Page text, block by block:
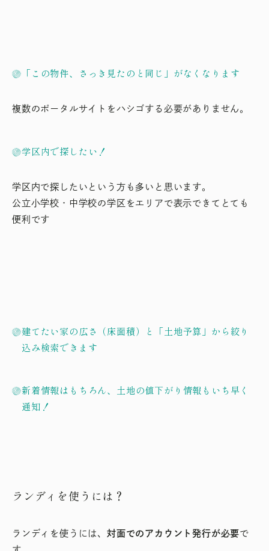
「この物件、さっき見たのと同じ」がなくなります
複数のポータルサイトをハシゴする必要がありません。
学区内で探したい！
学区内で探したいという方も多いと思います。
公立小学校・中学校の学区をエリアで表示できてとても
便利です
建てたい家の広さ（床面積）と「土地予算」から絞り
込み検索できます
新着情報はもちろん、土地の値下がり情報もいち早く
通知！
ランディを使うには？
ランディを使うには、 対面でのアカウント発行が必要で